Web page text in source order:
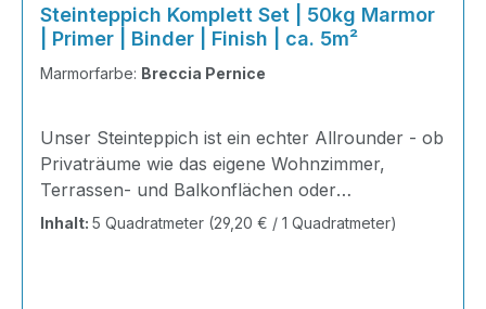
Steinteppich Komplett Set | 50kg Marmor
| Primer | Binder | Finish | ca. 5m²
Marmorfarbe: Breccia Pernice
Unser Steinteppich ist ein echter Allrounder - ob
Privaträume wie das eigene Wohnzimmer,
Terrassen- und Balkonflächen oder
Gewerbeobjekte und Austellungsräume; unsere
Inhalt: 5 Quadratmeter (29,20 € / 1 Quadratmeter)